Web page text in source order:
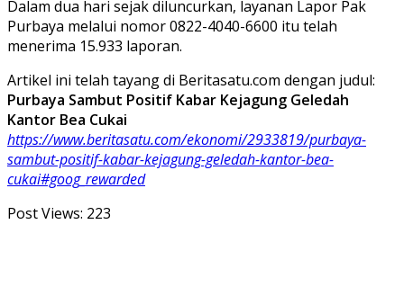
Dalam dua hari sejak diluncurkan, layanan Lapor Pak
Purbaya melalui nomor 0822-4040-6600 itu telah
menerima 15.933 laporan.
Artikel ini telah tayang di Beritasatu.com dengan judul:
Purbaya Sambut Positif Kabar Kejagung Geledah
Kantor Bea Cukai
https://www.beritasatu.com/ekonomi/2933819/purbaya-
sambut-positif-kabar-kejagung-geledah-kantor-bea-
cukai#goog_rewarded
Post Views: 223